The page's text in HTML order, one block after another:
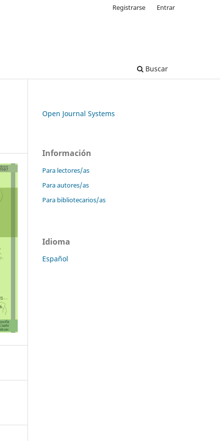
Buscar
Registrarse Entrar
Open Journal Systems
Información
Para lectores/as
Para autores/as
Para bibliotecarios/as
Idioma
Español